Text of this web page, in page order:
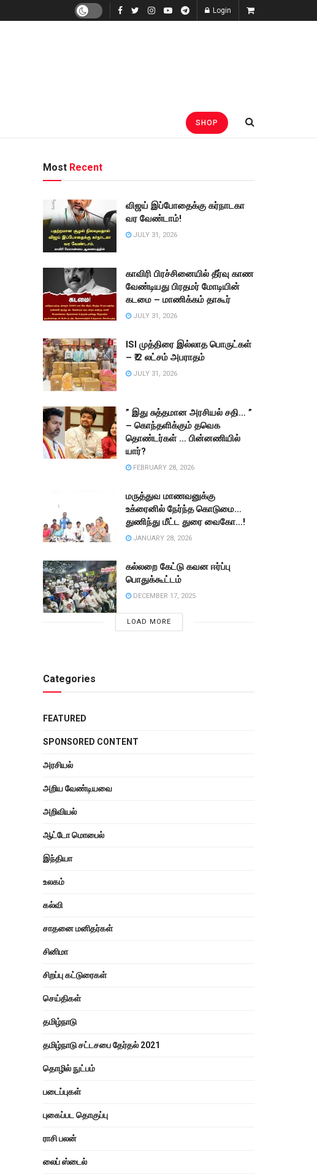
Login
SHOP
Most Recent
விஜய் இப்போதைக்கு கர்நாடகா
வர வேண்டாம்!
JULY 31, 2026
காவிரி பிரச்சினையில் தீர்வு காண
வேண்டியது பிரதமர் மோடியின்
கடமை – மாணிக்கம் தாகூர்
JULY 31, 2026
ISI முத்திரை இல்லாத பொருட்கள்
– ₹.2 லட்சம் அபராதம்
JULY 31, 2026
” இது சுத்தமான அரசியல் சதி… ”
– கொந்தளிக்கும் தவெக
தொண்டர்கள் … பின்னணியில்
யார்?
FEBRUARY 28, 2026
மருத்துவ மாணவனுக்கு
உக்ரைனில் நேர்ந்த கொடுமை…
துணிந்து மீட்ட துரை வைகோ…!
JANUARY 28, 2026
கல்லறை கேட்டு கவன ஈர்ப்பு
பொதுக்கூட்டம்
DECEMBER 17, 2025
LOAD MORE
Categories
FEATURED
SPONSORED CONTENT
அரசியல்
அறிய வேண்டியவை
அறிவியல்
ஆட்டோ மொபைல்
இந்தியா
உலகம்
கல்வி
சாதனை மனிதர்கள்
சினிமா
சிறப்பு கட்டுரைகள்
செய்திகள்
தமிழ்நாடு
தமிழ்நாடு சட்டசபை தேர்தல் 2021
தொழில் நுட்பம்
படைப்புகள்
புகைப்பட தொகுப்பு
ராசி பலன்
லைப் ஸ்டைல்